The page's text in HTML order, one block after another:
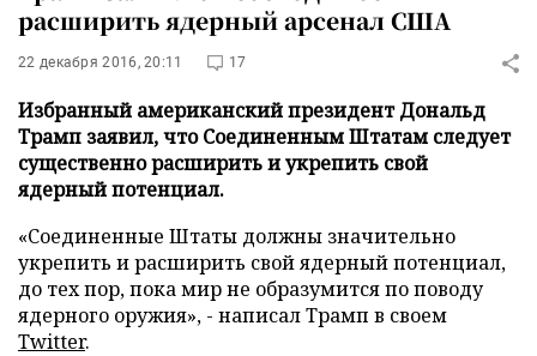
расширить ядерный арсенал США
22 декабря 2016, 20:11 17
Избранный американский президент Дональд
Трамп заявил, что Соединенным Штатам следует
существенно расширить и укрепить свой
ядерный потенциал.
«Соединенные Штаты должны значительно
укрепить и расширить свой ядерный потенциал,
до тех пор, пока мир не образумится по поводу
ядерного оружия», - написал Трамп в своем
Twitter.